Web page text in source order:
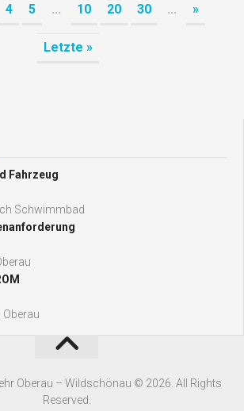
4 5 ... 10 20 30 ... »
Letzte »
Fahrzeug
Schwimmbad
Oberau
Oberau – Wildschönau © 2026. All Rights
Reserved.